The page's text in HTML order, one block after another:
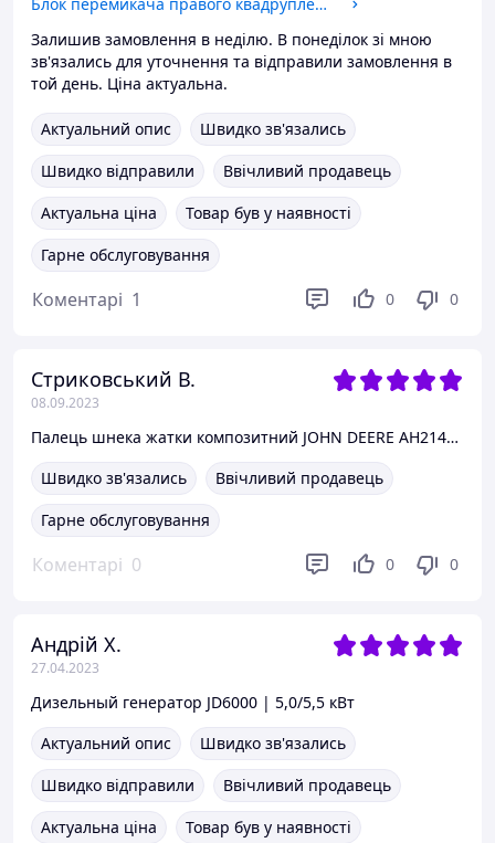
Залишив замовлення в неділю. В понеділок зі мною
зв'язались для уточнення та відправили замовлення в
той день. Ціна актуальна.
Актуальний опис
Швидко зв'язались
Швидко відправили
Ввічливий продавець
Актуальна ціна
Товар був у наявності
Гарне обслуговування
Коментарі 1 0 0
Стриковський В.
08.09.2023
Палець шнека жатки композитний JOHN DEERE AH214869
Швидко зв'язались
Ввічливий продавець
Гарне обслуговування
Коментарі 0 0 0
Андрій Х.
27.04.2023
Дизельный генератор JD6000 | 5,0/5,5 кВт
Актуальний опис
Швидко зв'язались
Швидко відправили
Ввічливий продавець
Актуальна ціна
Товар був у наявності